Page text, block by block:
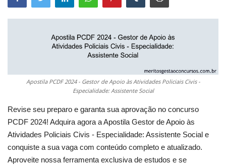
Apostila PCDF 2024 - Gestor de Apoio às Atividades Policiais Civis -
Especialidade: Assistente Social
Revise seu preparo e garanta sua aprovação no concurso
PCDF 2024! Adquira agora a Apostila Gestor de Apoio às
Atividades Policiais Civis - Especialidade: Assistente Social e
conquiste a sua vaga com conteúdo completo e atualizado.
Aproveite nossa ferramenta exclusiva de estudos e se